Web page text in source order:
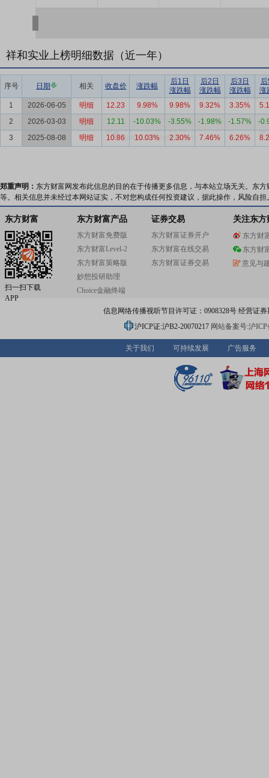
祥和实业上榜明细数据（近一年）
序号 日期 相关 收盘价 涨跌幅
后1日
涨跌幅
后2日
涨跌幅
后3日
涨跌幅
涨
1
2026-06-05 明细 12.23 9.98% 9.98% 9.32% 3.35%
2
2026-03-03 明细 12.11 -10.03% -3.55% -1.98% -1.57%
-
3
2025-08-08 明细 10.86 10.03% 2.30% 7.46% 6.26%
郑重声明： 东方财富网发布此信息的目的在于传播更多信息，与本站立场无关。东
等。相关信息并未经过本网站证实，不对您构成任何投资建议，据此操作，风险自担